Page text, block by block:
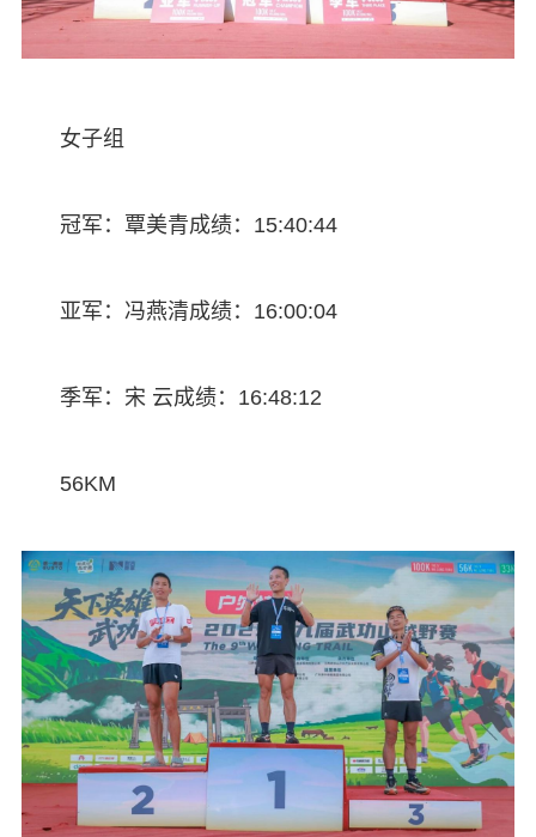
女子组
冠军：覃美青成绩：15:40:44
亚军：冯燕清成绩：16:00:04
季军：宋 云成绩：16:48:12
56KM